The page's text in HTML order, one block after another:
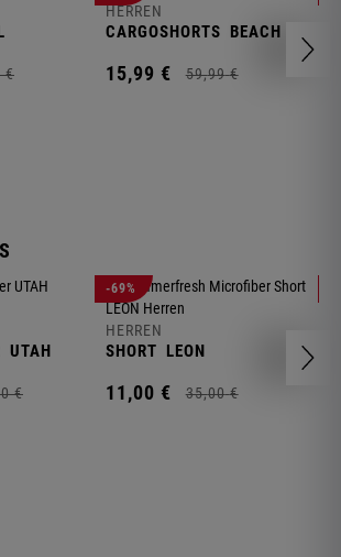
€
HERREN
CARGOSHORTS BEACH
15,99 € 59,99 €
UTAH
€
-69%
HERREN
SHORT LEON
11,00 € 35,00 €